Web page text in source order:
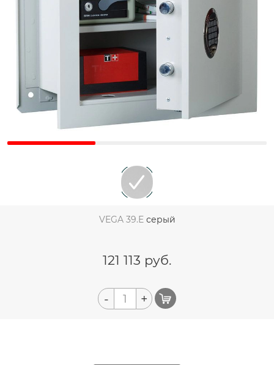
VEGA 39.E серый
121 113 руб.
- +